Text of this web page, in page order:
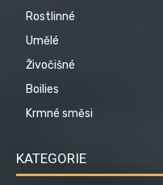
Rostlinné
Umělé
Živočišné
Boilies
Krmné směsi
KATEGORIE